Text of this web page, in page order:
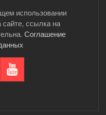
использовании
ссылка на
Соглашение